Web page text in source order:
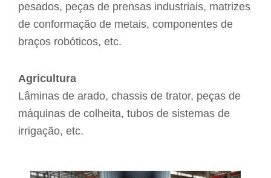
pesados, peças de prensas industriais, matrizes
de conformação de metais, componentes de
braços robóticos, etc.
Agricultura
Lâminas de arado, chassis de trator, peças de
máquinas de colheita, tubos de sistemas de
irrigação, etc.